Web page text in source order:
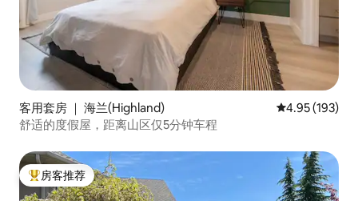
客用套房 ｜ 海兰(Highland) 平均评分 4.95
4.95 (193)
舒适的度假屋，距离山区仅5分钟车程
热门「房客推荐」
房客推荐